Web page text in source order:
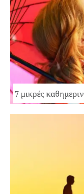
7 μικρές